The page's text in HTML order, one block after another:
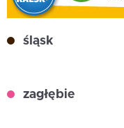
śląsk
zagłębie